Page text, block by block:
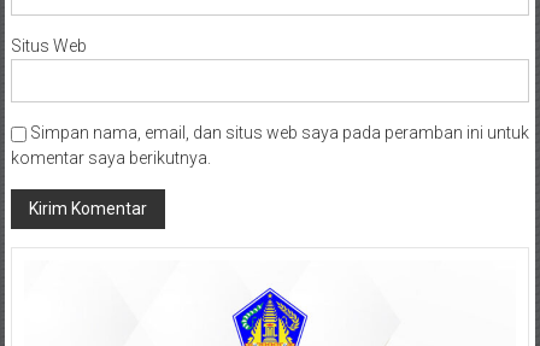
Situs Web
Simpan nama, email, dan situs web saya pada peramban ini untuk
komentar saya berikutnya.